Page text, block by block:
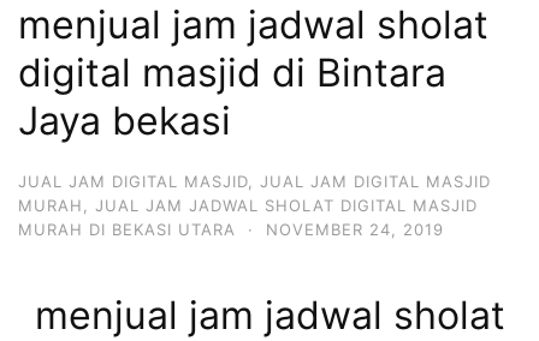
menjual jam jadwal sholat
digital masjid di Bintara
Jaya bekasi
JUAL JAM DIGITAL MASJID
JUAL JAM DIGITAL MASJID
MURAH
JUAL JAM JADWAL SHOLAT DIGITAL MASJID
MURAH DI BEKASI UTARA
· NOVEMBER 24, 2019
menjual jam jadwal sholat